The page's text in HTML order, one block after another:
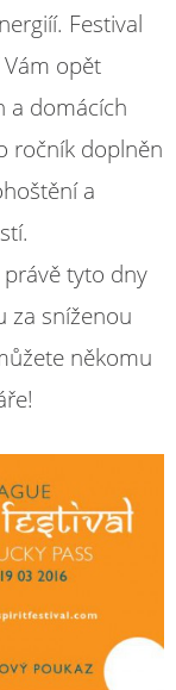
Festival
opět
a domácích
ročník doplněn
a
tyto dny
za sníženou
někomu